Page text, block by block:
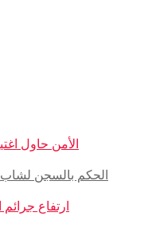
الأمن حاول
الحكم بالسجن لشاب ذو
ارتفاع جرائم الكراهية